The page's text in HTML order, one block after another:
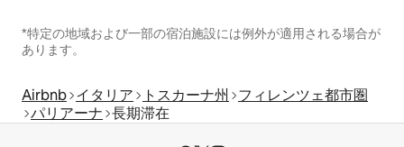
*特定の地域および一部の宿泊施設には例外が適用される場合が
あります。
Airbnb イタリア トスカーナ州
フィレンツェ都市圏
パリアーナ 長期滞在